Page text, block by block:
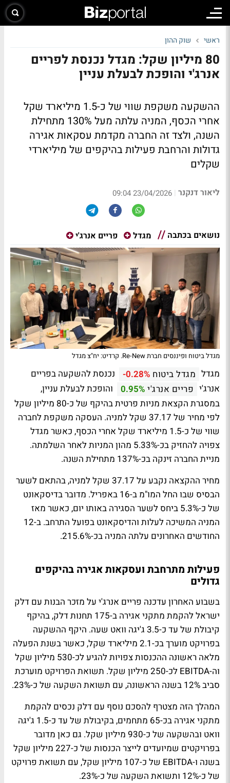
ראשי שוק ההון
80 מיליון שקל: מגדל נכנסת לפריים
אנרג'י והופכת לבעלת עניין
ההשקעה משקפת שווי של כ-1.5 מיליארד שקל
אחרי הכסף, המניה עלתה מעל 130% מתחילת
השנה, ולצד זה החברה מקדמת עסקאות אגירה
גדולות והרחבת פעילות בהיקפים של מיליארדי
שקלים
ליאור דנקנר |
23/04/2026 09:04
נושאים בכתבה מגדל פריים אנרג'י
מגדל ביטוח ופיננסים חברת Re-New. קרדיט: יח"צ מגדל
מגדל מגדל ביטוח -0.28%
נכנסת להשקעה בפריים
אנרג'י פריים אנרג'י 0.95%
והופכת לבעלת עניין,
במסגרת הקצאת מניות פרטית בהיקף של כ-80 מיליון שקל
לפי מחיר של 37.17 שקל למניה. העסקה משקפת לחברה
שווי של כ-1.5 מיליארד שקל אחרי הכסף, כאשר מגדל
צפויה להחזיק בכ-5.33% מהון המניות לאחר השלמתה.
מניית החברה זינקה בכ-137% מתחילת השנה.
מחיר ההקצאה נקבע על 37.17 שקל למניה, בהתאם לשער
הבסיס שבו החל המו"מ ב-16 באפריל. מדובר בדיסקאונט
של כ-5.3% ביחס לשער הסגירה באותו יום, כאשר מאז
המניה המשיכה לעלות והדיסקאונט בפועל התרחב. ב-12
החודשים האחרונים עלתה המניה בכ-215.6%.
פעילות מתרחבת ועסקאות אגירה בהיקפים
גדולים
בשבוע האחרון עדכנה פריים אנרג'י על מזכר הבנות עם דלק
ישראל להקמת מתקני אגירה ב-175 תחנות דלק, בהיקף
קיבולת של עד כ-3.5 ג'יגה וואט שעה. היקף ההשקעה
בפרויקט מוערך בכ-2.1 מיליארד שקל, כאשר בשנת הפעלה
מלאה ראשונה ההכנסות צפויות להגיע לכ-530 מיליון שקל
וה-EBITDA לכ-250 מיליון שקל. תשואת הפרויקט מוערכת
סביב 12% בשנה הראשונה, עם תשואת השקעה של כ-23%.
המהלך הזה מצטרף להסכם נוסף עם דלק נכסים להקמת
מתקני אגירה בכ-65 מתחמים, בקיבולת של עד כ-1.5 ג'יגה
וואט ובהשקעה של כ-930 מיליון שקל. גם כאן מדובר
בפרויקטים שמיועדים לייצר הכנסות של כ-227 מיליון שקל
בשנה ו-EBITDA של כ-107 מיליון שקל, עם תשואת פרויקט
של כ-12% ותשואת השקעה של כ-23%.